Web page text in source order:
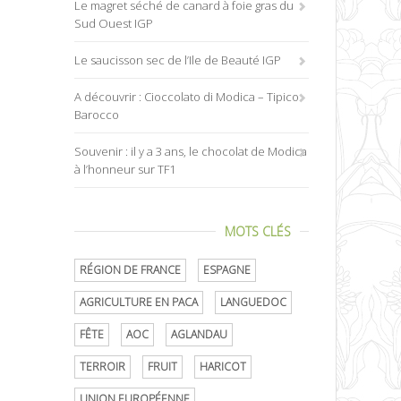
Le magret séché de canard à foie gras du
Sud Ouest IGP
Le saucisson sec de l’Ile de Beauté IGP
A découvrir : Cioccolato di Modica – Tipico
Barocco
Souvenir : il y a 3 ans, le chocolat de Modica
à l’honneur sur TF1
MOTS CLÉS
RÉGION DE FRANCE ESPAGNE
AGRICULTURE EN PACA LANGUEDOC
FÊTE AOC AGLANDAU
TERROIR FRUIT HARICOT